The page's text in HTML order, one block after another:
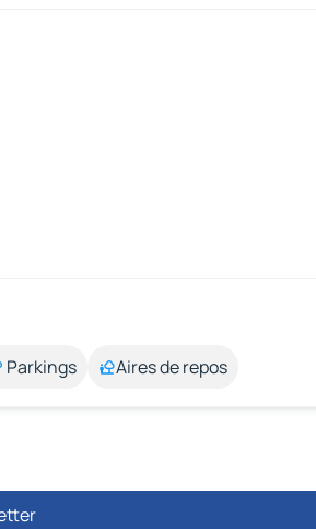
Parkings Aires de repos